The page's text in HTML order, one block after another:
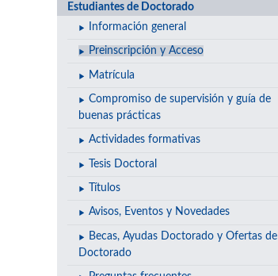
Estudiantes de Doctorado
Información general
Preinscripción y Acceso
Matrícula
Compromiso de supervisión y guía de
buenas prácticas
Actividades formativas
Tesis Doctoral
Títulos
Avisos, Eventos y Novedades
Becas, Ayudas Doctorado y Ofertas de
Doctorado